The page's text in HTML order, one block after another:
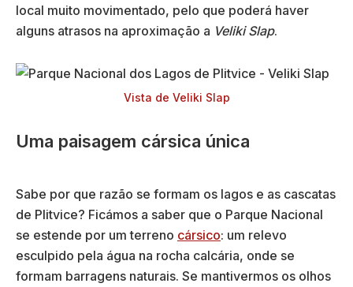
local muito movimentado, pelo que poderá haver
alguns atrasos na aproximação a Veliki Slap.
Vista de Veliki Slap
Uma paisagem cársica única
Sabe por que razão se formam os lagos e as cascatas
de Plitvice? Ficámos a saber que o Parque Nacional
se estende por um terreno cársico: um relevo
esculpido pela água na rocha calcária, onde se
formam barragens naturais. Se mantivermos os olhos